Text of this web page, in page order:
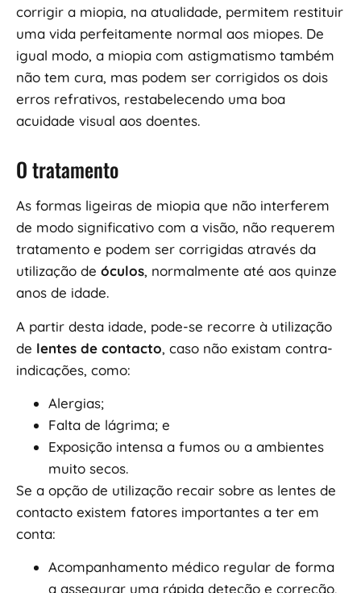
corrigir a miopia, na atualidade, permitem restituir
uma vida perfeitamente normal aos miopes. De
igual modo, a miopia com astigmatismo também
não tem cura, mas podem ser corrigidos os dois
erros refrativos, restabelecendo uma boa
acuidade visual aos doentes.
O tratamento
As formas ligeiras de miopia que não interferem
de modo significativo com a visão, não requerem
tratamento e podem ser corrigidas através da
utilização de óculos, normalmente até aos quinze
anos de idade.
A partir desta idade, pode-se recorre à utilização
de lentes de contacto, caso não existam contra-
indicações, como:
Alergias;
Falta de lágrima; e
Exposição intensa a fumos ou a ambientes
muito secos.
Se a opção de utilização recair sobre as lentes de
contacto existem fatores importantes a ter em
conta:
Acompanhamento médico regular de forma
a assegurar uma rápida deteção e correção,